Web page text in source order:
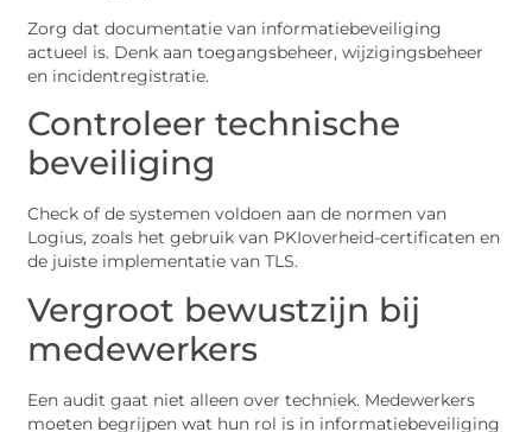
Zorg dat documentatie van informatiebeveiliging
actueel is. Denk aan toegangsbeheer, wijzigingsbeheer
en incidentregistratie.
Controleer technische
beveiliging
Check of de systemen voldoen aan de normen van
Logius, zoals het gebruik van PKIoverheid-certificaten en
de juiste implementatie van TLS.
Vergroot bewustzijn bij
medewerkers
Een audit gaat niet alleen over techniek. Medewerkers
moeten begrijpen wat hun rol is in informatiebeveiliging